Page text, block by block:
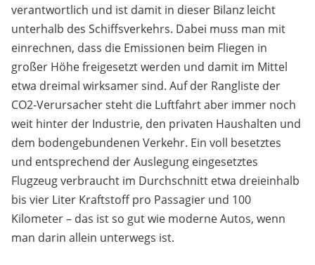
verantwortlich und ist damit in dieser Bilanz leicht
unterhalb des Schiffsverkehrs. Dabei muss man mit
einrechnen, dass die Emissionen beim Fliegen in
großer Höhe freigesetzt werden und damit im Mittel
etwa dreimal wirksamer sind. Auf der Rangliste der
CO2-Verursacher steht die Luftfahrt aber immer noch
weit hinter der Industrie, den privaten Haushalten und
dem bodengebundenen Verkehr. Ein voll besetztes
und entsprechend der Auslegung eingesetztes
Flugzeug verbraucht im Durchschnitt etwa dreieinhalb
bis vier Liter Kraftstoff pro Passagier und 100
Kilometer – das ist so gut wie moderne Autos, wenn
man darin allein unterwegs ist.